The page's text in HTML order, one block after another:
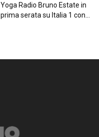
Yoga Radio Bruno Estate in
prima serata su Italia 1 con...